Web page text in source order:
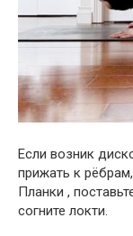
Если возник
прижать к
Планки ,
согните локти.